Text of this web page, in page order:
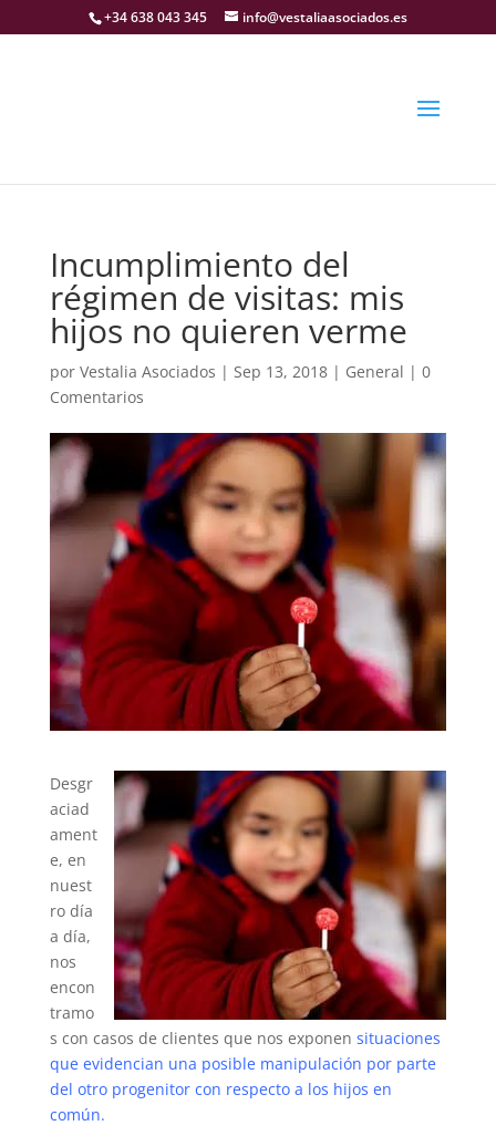
+34 638 043 345 info@vestaliaasociados.es
Incumplimiento del
régimen de visitas: mis
hijos no quieren verme
por Vestalia Asociados | Sep 13, 2018| General | 0
Comentarios
Desgr
aciad
ament
e, en
nuest
ro día
a día,
nos
encon
tramo
s con casos de clientes que nos exponen situaciones
que evidencian una posible manipulación por parte
del otro progenitor con respecto a los hijos en
común.